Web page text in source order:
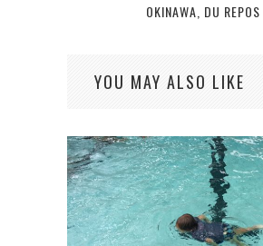
OKINAWA, DU
YOU MAY ALSO LIKE